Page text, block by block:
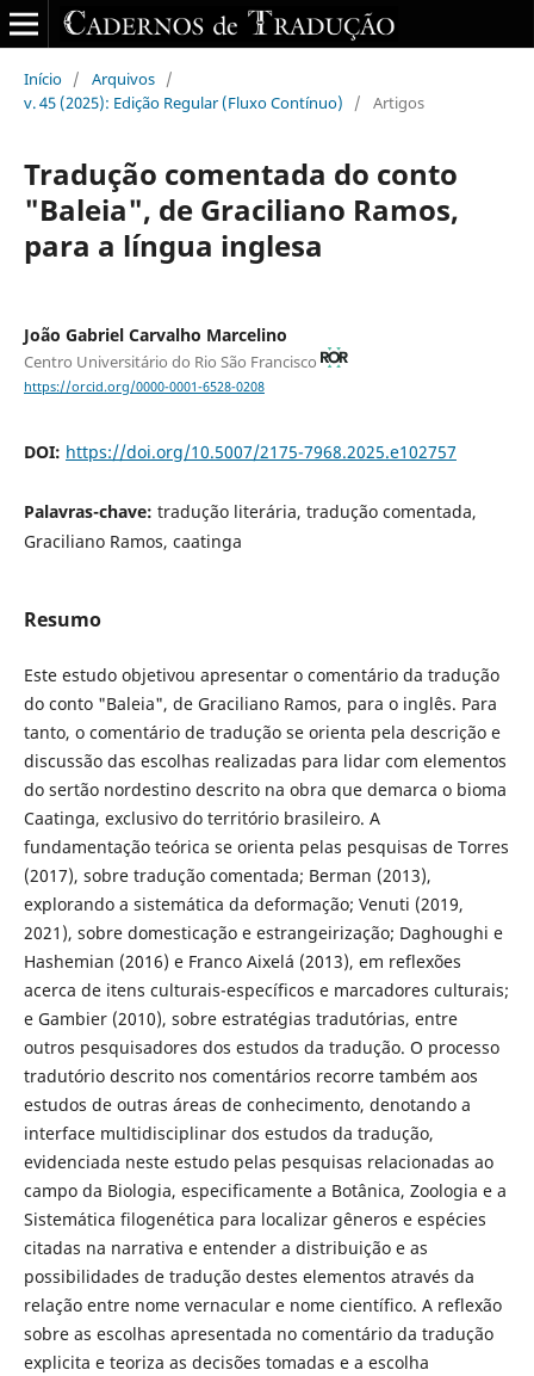
Início / Arquivos /
v. 45 (2025): Edição Regular (Fluxo Contínuo)
/ Artigos
Tradução comentada do conto
"Baleia", de Graciliano Ramos,
para a língua inglesa
João Gabriel Carvalho Marcelino
Centro Universitário do Rio São Francisco
https://orcid.org/0000-0001-6528-0208
DOI: https://doi.org/10.5007/2175-7968.2025.e102757
Palavras-chave: tradução literária, tradução comentada,
Graciliano Ramos, caatinga
Resumo
Este estudo objetivou apresentar o comentário da tradução
do conto "Baleia", de Graciliano Ramos, para o inglês. Para
tanto, o comentário de tradução se orienta pela descrição e
discussão das escolhas realizadas para lidar com elementos
do sertão nordestino descrito na obra que demarca o bioma
Caatinga, exclusivo do território brasileiro. A
fundamentação teórica se orienta pelas pesquisas de Torres
(2017), sobre tradução comentada; Berman (2013),
explorando a sistemática da deformação; Venuti (2019,
2021), sobre domesticação e estrangeirização; Daghoughi e
Hashemian (2016) e Franco Aixelá (2013), em reflexões
acerca de itens culturais-específicos e marcadores culturais;
e Gambier (2010), sobre estratégias tradutórias, entre
outros pesquisadores dos estudos da tradução. O processo
tradutório descrito nos comentários recorre também aos
estudos de outras áreas de conhecimento, denotando a
interface multidisciplinar dos estudos da tradução,
evidenciada neste estudo pelas pesquisas relacionadas ao
campo da Biologia, especificamente a Botânica, Zoologia e a
Sistemática filogenética para localizar gêneros e espécies
citadas na narrativa e entender a distribuição e as
possibilidades de tradução destes elementos através da
relação entre nome vernacular e nome científico. A reflexão
sobre as escolhas apresentada no comentário da tradução
explicita e teoriza as decisões tomadas e a escolha